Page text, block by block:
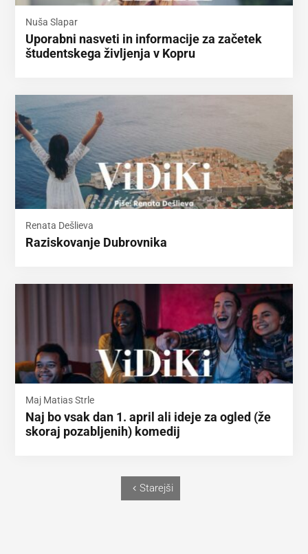
Nuša Slapar
Uporabni nasveti in informacije za začetek
študentskega življenja v Kopru
Renata Dešlieva
Raziskovanje Dubrovnika
Maj Matias Strle
Naj bo vsak dan 1. april ali ideje za ogled (že
skoraj pozabljenih) komedij
Starejši